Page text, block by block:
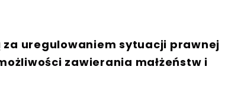
uregulowaniem sytuacji prawnej
zawierania małżeństw i